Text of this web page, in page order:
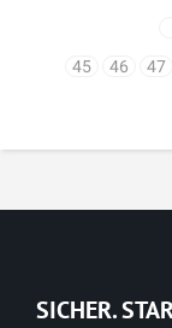
45
46 47
SICHER.